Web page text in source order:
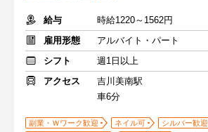
給与
時給1220～1562円
雇用形態
アルバイト・パート
シフト
週1日以上
アクセス
吉川美南駅
車6分
副業・Ｗワーク歓迎 ネイル可
シルバー歓迎